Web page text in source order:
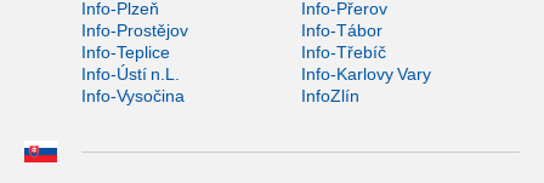
Info-Plzeň
Info-Přerov
Info-Prostějov
Info-Tábor
Info-Teplice
Info-Třebíč
Info-Ústí n.L.
Info-Karlovy Vary
Info-Vysočina
InfoZlín